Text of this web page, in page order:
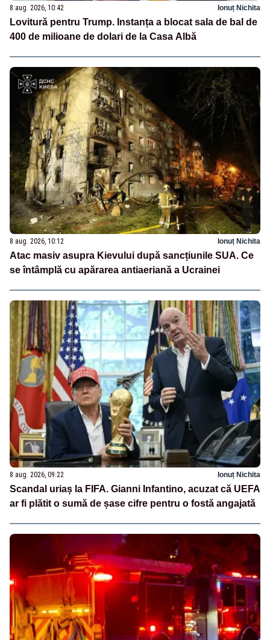
8 aug. 2026, 10:42 Ionuț Nichita
Lovitură pentru Trump. Instanța a blocat sala de bal de
400 de milioane de dolari de la Casa Albă
8 aug. 2026, 10:12 Ionuț Nichita
Atac masiv asupra Kievului după sancțiunile SUA. Ce
se întâmplă cu apărarea antiaeriană a Ucrainei
8 aug. 2026, 09:22 Ionuț Nichita
Scandal uriaș la FIFA. Gianni Infantino, acuzat că UEFA
ar fi plătit o sumă de șase cifre pentru o fostă angajată